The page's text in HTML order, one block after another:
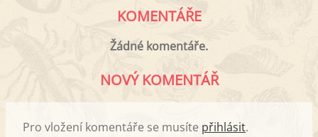
KOMENTÁŘE
Žádné komentáře.
NOVÝ KOMENTÁŘ
Pro vložení komentáře se musíte přihlásit.